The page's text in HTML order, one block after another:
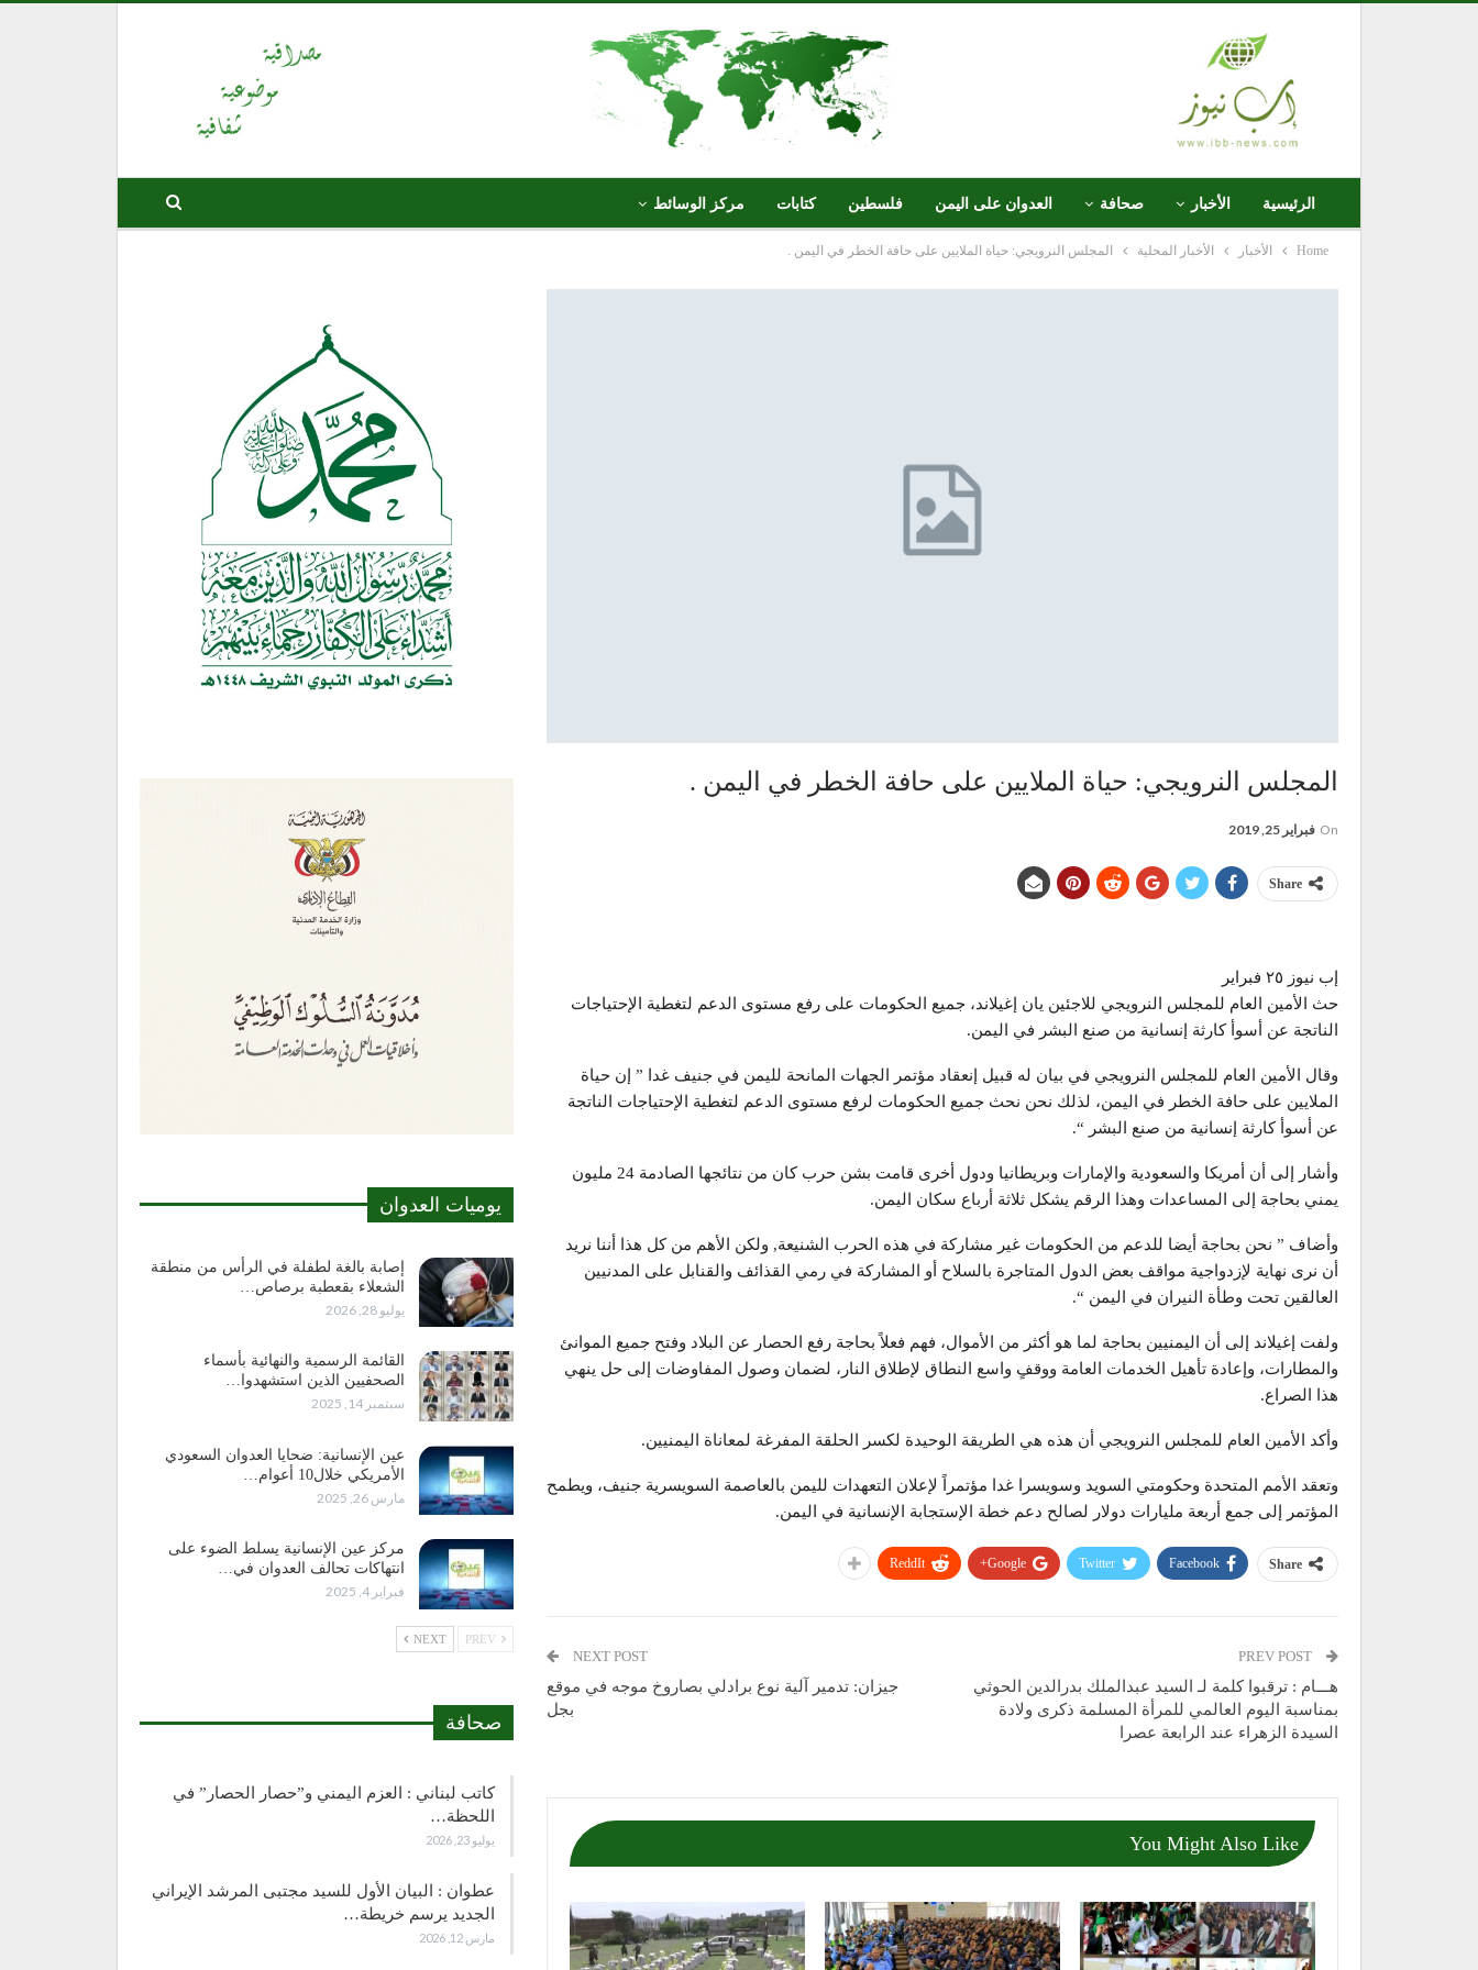
الرئيسية الأخبار صحافة العدوان على اليمن فلسطين كتابات مركز الوسائط
Home الأخبار الأخبار المحلية المجلس النرويجي: حياة الملايين على حافة الخطر في اليمن .
المجلس النرويجي: حياة الملايين على حافة الخطر في اليمن .
On فبراير 25, 2019
Share
إب نيوز ٢٥ فبراير
حث الأمين العام للمجلس النرويجي للاجئين يان إغيلاند، جميع الحكومات على رفع مستوى الدعم لتغطية الإحتياجات
الناتجة عن أسوأ كارثة إنسانية من صنع البشر في اليمن.
وقال الأمين العام للمجلس النرويجي في بيان له قبيل إنعقاد مؤتمر الجهات المانحة لليمن في جنيف غدا ” إن حياة
الملايين على حافة الخطر في اليمن، لذلك نحن نحث جميع الحكومات لرفع مستوى الدعم لتغطية الإحتياجات الناتجة
عن أسوأ كارثة إنسانية من صنع البشر “.
وأشار إلى أن أمريكا والسعودية والإمارات وبريطانيا ودول أخرى قامت بشن حرب كان من نتائجها الصادمة 24 مليون
يمني بحاجة إلى المساعدات وهذا الرقم يشكل ثلاثة أرباع سكان اليمن.
وأضاف ” نحن بحاجة أيضا للدعم من الحكومات غير مشاركة في هذه الحرب الشنيعة, ولكن الأهم من كل هذا أننا نريد
أن نرى نهاية لإزدواجية مواقف بعض الدول المتاجرة بالسلاح أو المشاركة في رمي القذائف والقنابل على المدنيين
العالقين تحت وطأة النيران في اليمن “.
ولفت إغيلاند إلى أن اليمنيين بحاجة لما هو أكثر من الأموال، فهم فعلاً بحاجة رفع الحصار عن البلاد وفتح جميع الموانئ
والمطارات، وإعادة تأهيل الخدمات العامة ووقفٍ واسع النطاق لإطلاق النار، لضمان وصول المفاوضات إلى حل ينهي
هذا الصراع.
وأكد الأمين العام للمجلس النرويجي أن هذه هي الطريقة الوحيدة لكسر الحلقة المفرغة لمعاناة اليمنيين.
وتعقد الأمم المتحدة وحكومتي السويد وسويسرا غدا مؤتمراً لإعلان التعهدات لليمن بالعاصمة السويسرية جنيف، ويطمح
المؤتمر إلى جمع أربعة مليارات دولار لصالح دعم خطة الإستجابة الإنسانية في اليمن.
Share
Facebook
Twitter
Google+
ReddIt
هـــام : ترقبوا كلمة لـ السيد عبدالملك بدرالدين الحوثي
بمناسبة اليوم العالمي للمرأة المسلمة ذكرى ولادة
السيدة الزهراء عند الرابعة عصرا
NEXT POST
جيزان: تدمير آلية نوع برادلي بصاروخ موجه في موقع
بجل
You Might Also Like
يوميات العدوان
إصابة بالغة لطفلة في الرأس من منطقة
الشعلاء بقعطبة برصاص…
يوليو 28, 2026
القائمة الرسمية والنهائية بأسماء
الصحفيين الذين استشهدوا…
سبتمبر 14, 2025
عين الإنسانية: ضحايا العدوان السعودي
الأمريكي خلال10 أعوام…
مارس 26, 2025
مركز عين الإنسانية يسلط الضوء على
انتهاكات تحالف العدوان في…
فبراير 4, 2025
NEXT
صحافة
كاتب لبناني : العزم اليمني و”حصار الحصار” في
اللحظة…
يوليو 23, 2026
عطوان : البيان الأول للسيد مجتبى المرشد الإيراني
الجديد يرسم خريطة…
مارس 12, 2026